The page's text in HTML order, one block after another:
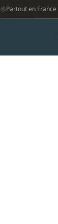
Partout en